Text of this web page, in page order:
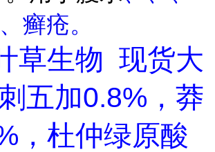
癣疮。
草生物 现货大
五加0.8%，莽
，杜仲绿原酸